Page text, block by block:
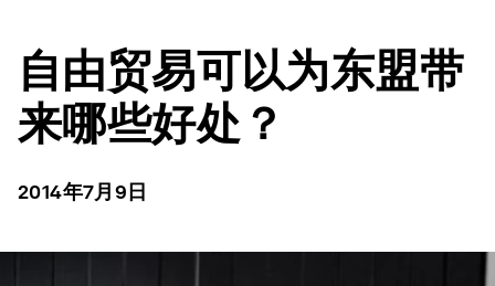
自由贸易可以为东盟带
来哪些好处？
2014年7月9日